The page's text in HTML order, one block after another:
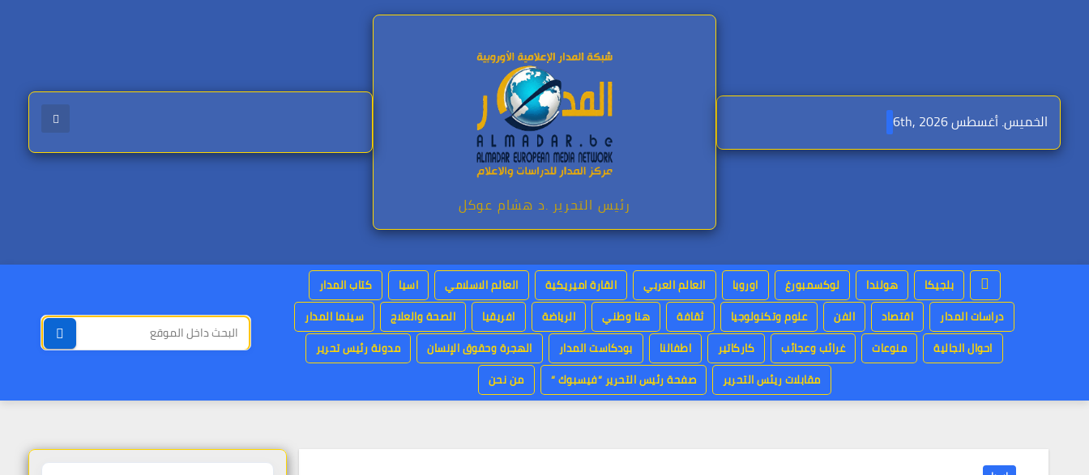
الخميس. أغسطس 6th, 2026
رئيس التحرير .د هشام عوكل
بلجيكا هولندا لوكسمبورغ اوروبا العالم العربي القارة اميريكية العالم الاسلامي اسيا
كتاب المدار
دراسات المدار
اقتصاد الفن علوم وتكنولوجيا ثقافة هنا وطني الرياضة افريقيا الصحة والعلاج
سينما المدار
احوال الجالية
منوعات غرائب وعجائب كاركاتير اطفالنا بودكاست المدار الهجرة وحقوق الإنسان
مدونة رئيس تحرير
مقابلات ريئس التحرير
صفحة رئيس التحرير “فيسبوك “ من نحن